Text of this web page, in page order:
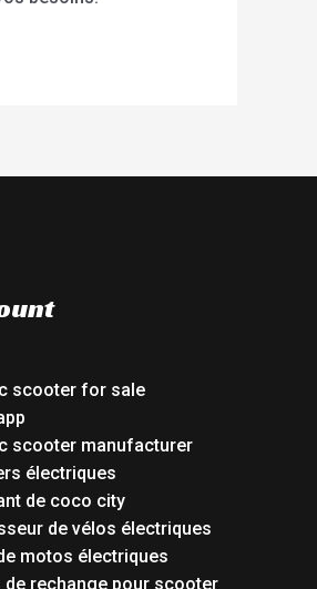
scooter for sale
scooter manufacturer
électriques
de coco city
de vélos électriques
motos électriques
de rechange pour scooter